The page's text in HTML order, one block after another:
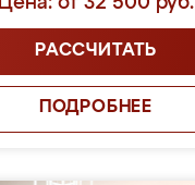
РАССЧИТАТЬ
ПОДРОБНЕЕ